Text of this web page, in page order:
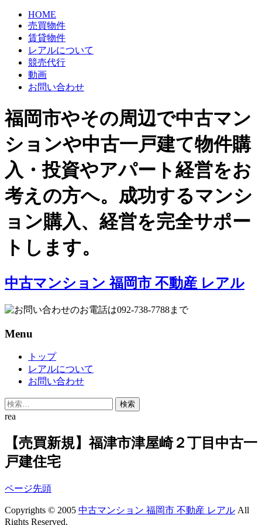
HOME
売買物件
賃貸物件
レアルについて
競売代行
動画
お問い合わせ
福岡市やその周辺で中古マン
ションや中古一戸建て物件購
入・投資やアパート経営をお
考えの方へ。成功するマンシ
ョン購入、経営を完全サポー
トします。
中古マンション 福岡市 不動産 レアル
Menu
Skip
content
トップ
レアルについて
お問い合わせ
検
索:
rea
【売買新規】福津市津屋崎２丁目中古一
戸建住宅
ページ先頭
Copyrights © 2005 中古マンション 福岡市 不動産 レアル All
Rights Reserved.